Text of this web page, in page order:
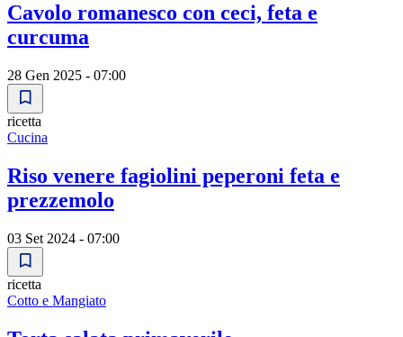
Cavolo romanesco con ceci, feta e
curcuma
28 Gen 2025 - 07:00
ricetta
Cucina
Riso venere fagiolini peperoni feta e
prezzemolo
03 Set 2024 - 07:00
ricetta
Cotto e Mangiato